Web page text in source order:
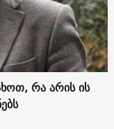
რა არის ის